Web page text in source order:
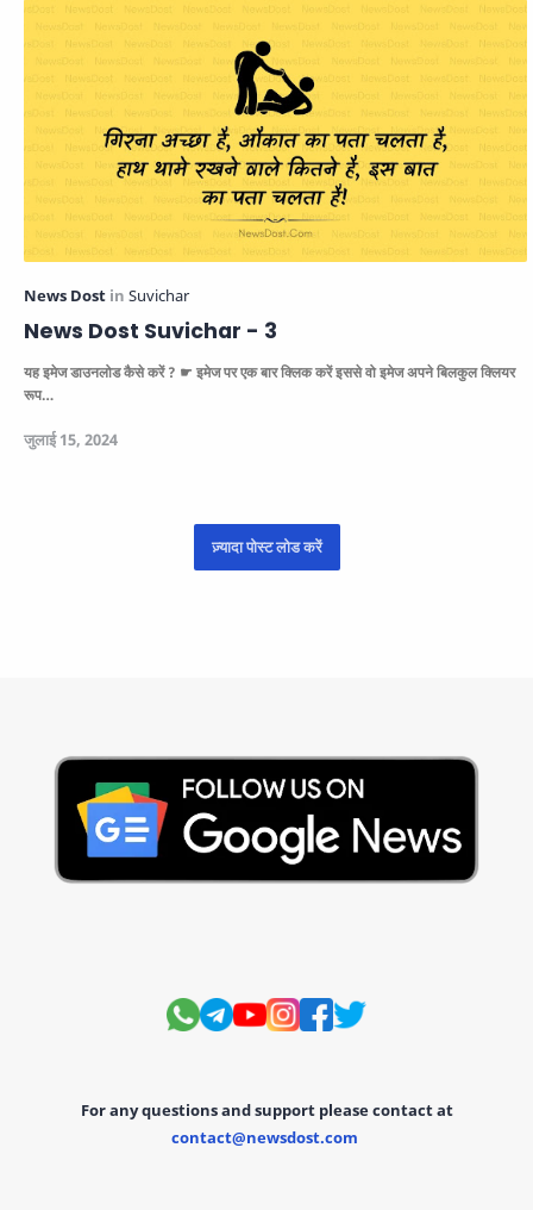
News Dost Suvichar - 3
यह इमेज डाउनलोड कैसे करें ? ☛ इमेज पर एक बार क्लिक करें इससे वो इमेज अपने बिलकुल क्लियर
रूप…
For any questions and support please contact at
contact@newsdost.com